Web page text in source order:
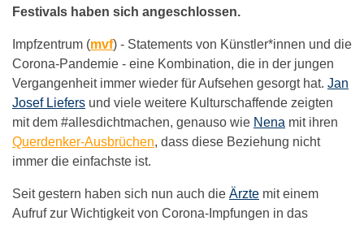
Festivals haben sich angeschlossen.
Impfzentrum (mvf) - Statements von Künstler*innen und die
Corona-Pandemie - eine Kombination, die in der jungen
Vergangenheit immer wieder für Aufsehen gesorgt hat. Jan
Josef Liefers und viele weitere Kulturschaffende zeigten
mit dem #allesdichtmachen, genauso wie Nena mit ihren
Querdenker-Ausbrüchen, dass diese Beziehung nicht
immer die einfachste ist.
Seit gestern haben sich nun auch die Ärzte mit einem
Aufruf zur Wichtigkeit von Corona-Impfungen in das